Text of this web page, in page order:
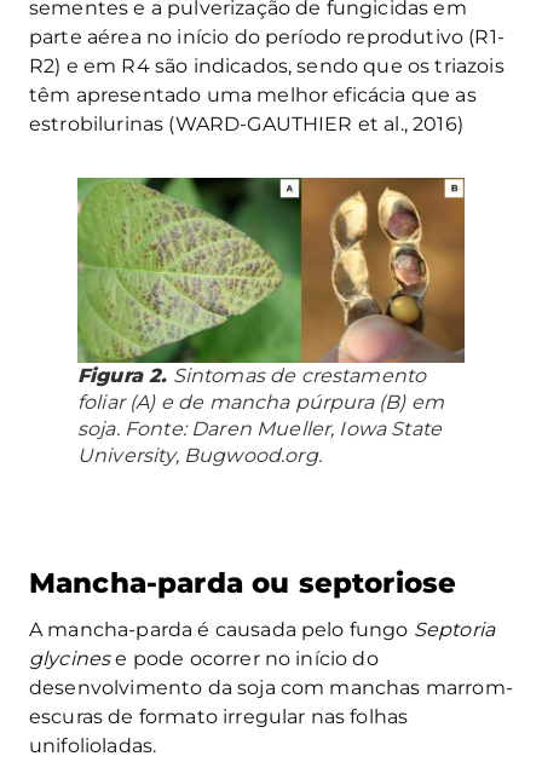
sementes e a pulverização de fungicidas em
parte aérea no início do período reprodutivo (R1-
R2) e em R4 são indicados, sendo que os triazois
têm apresentado uma melhor eficácia que as
estrobilurinas (WARD-GAUTHIER et al., 2016)
Figura 2. Sintomas de crestamento
foliar (A) e de mancha púrpura (B) em
soja. Fonte: Daren Mueller, Iowa State
University, Bugwood.org.
Mancha-parda ou septoriose
A mancha-parda é causada pelo fungo Septoria
glycinese pode ocorrer no início do
desenvolvimento da soja com manchas marrom-
escuras de formato irregular nas folhas
unifolioladas.